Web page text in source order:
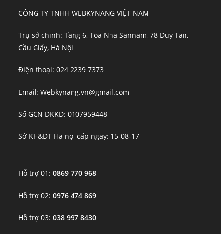
CÔNG TY TNHH WEBKYNANG VIỆT NAM
Trụ sở chính: Tầng 6, Tòa Nhà Sannam, 78 Duy Tân,
Cầu Giấy, Hà Nội
Điện thoại: 024 2239 7373
Email: Webkynang.vn@gmail.com
Số GCN ĐKKD: 0107959448
Sở KH&ĐT Hà nội cấp ngày: 15-08-17
Hỗ trợ 01:0869 770 968
Hỗ trợ 02:0976 474 869
Hỗ trợ 03:038 997 8430